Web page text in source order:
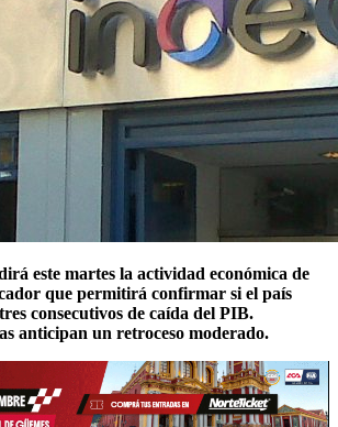
este martes la actividad económica de
que permitirá confirmar si el país
consecutivos de caída del PIB.
anticipan un retroceso moderado.